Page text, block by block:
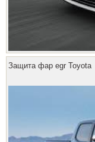
Защита фар egr Toyota